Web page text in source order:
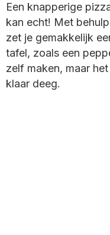
Een knapperige
kan echt! Met
zet je gemakkelijk
tafel, zoals een
zelf maken, maar
klaar deeg.